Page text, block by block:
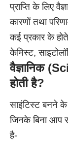
प्राप्ति के लिए
कारणों तथा
कई प्रकार के होते
केमिस्ट,
वैज्ञानिक
होती है?
साइंटिस्ट बनने के
जिनके बिना आप
है-